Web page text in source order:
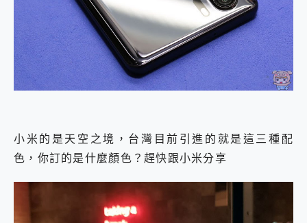
小米的是天空之境，台灣目前引進的就是這三種配
色，你訂的是什麼顏色？趕快跟小米分享